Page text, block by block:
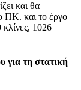
και θα
ΠΚ. και το έργο
1026
για τη στατική